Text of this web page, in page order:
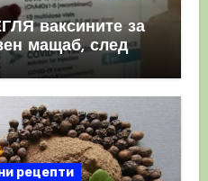
ваксините за
мащаб, след
причиняват
рецепти